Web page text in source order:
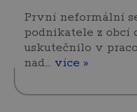
První neformální
podnikatele z obcí
uskutečnilo v
nad… více »